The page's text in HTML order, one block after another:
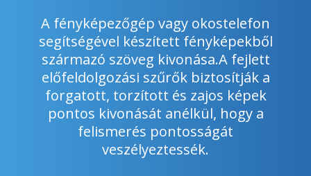
A fényképezőgép vagy okostelefon
segítségével készített fényképekből
származó szöveg kivonása.A fejlett
előfeldolgozási szűrők biztosítják a
forgatott, torzított és zajos képek
pontos kivonását anélkül, hogy a
felismerés pontosságát
veszélyeztessék.